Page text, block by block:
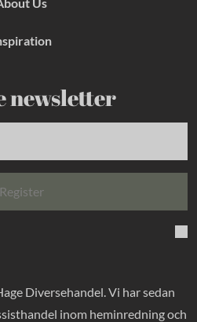
newsletter
Register
Diversehandel. Vi har sedan
inom heminredning och